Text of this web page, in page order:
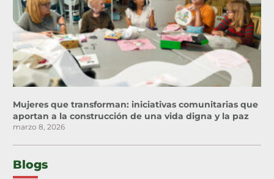
Mujeres que transforman: iniciativas comunitarias que
aportan a la construcción de una vida digna y la paz
marzo 8, 2026
Blogs